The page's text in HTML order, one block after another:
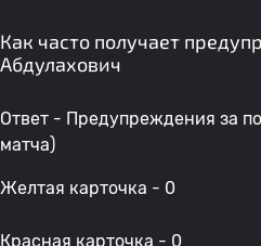
Как часто получает
Абдулахович
Ответ - Предупреждения за
матча)
Желтая карточка - 0
Красная карточка - 0